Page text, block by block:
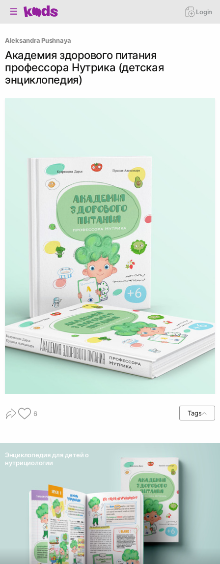
Login
Aleksandra Pushnaya
Академия здорового питания
профессора Нутрика (детская
энциклопедия)
6 Tags
Энциклопедия для детей о
нутрициологии